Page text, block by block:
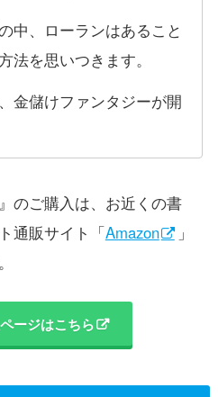
中、ローランはあること
法を思いつきます。
金儲けファンタジーが開
のご購入は、お近くの書
通販サイト「Amazon
」
ージはこちら